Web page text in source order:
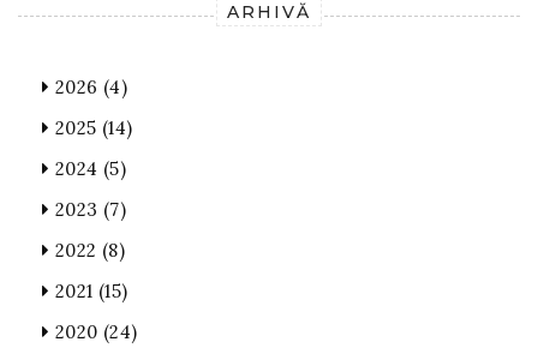
ARHIVĂ
2026 (4)
2025 (14)
2024 (5)
2023 (7)
2022 (8)
2021 (15)
2020 (24)